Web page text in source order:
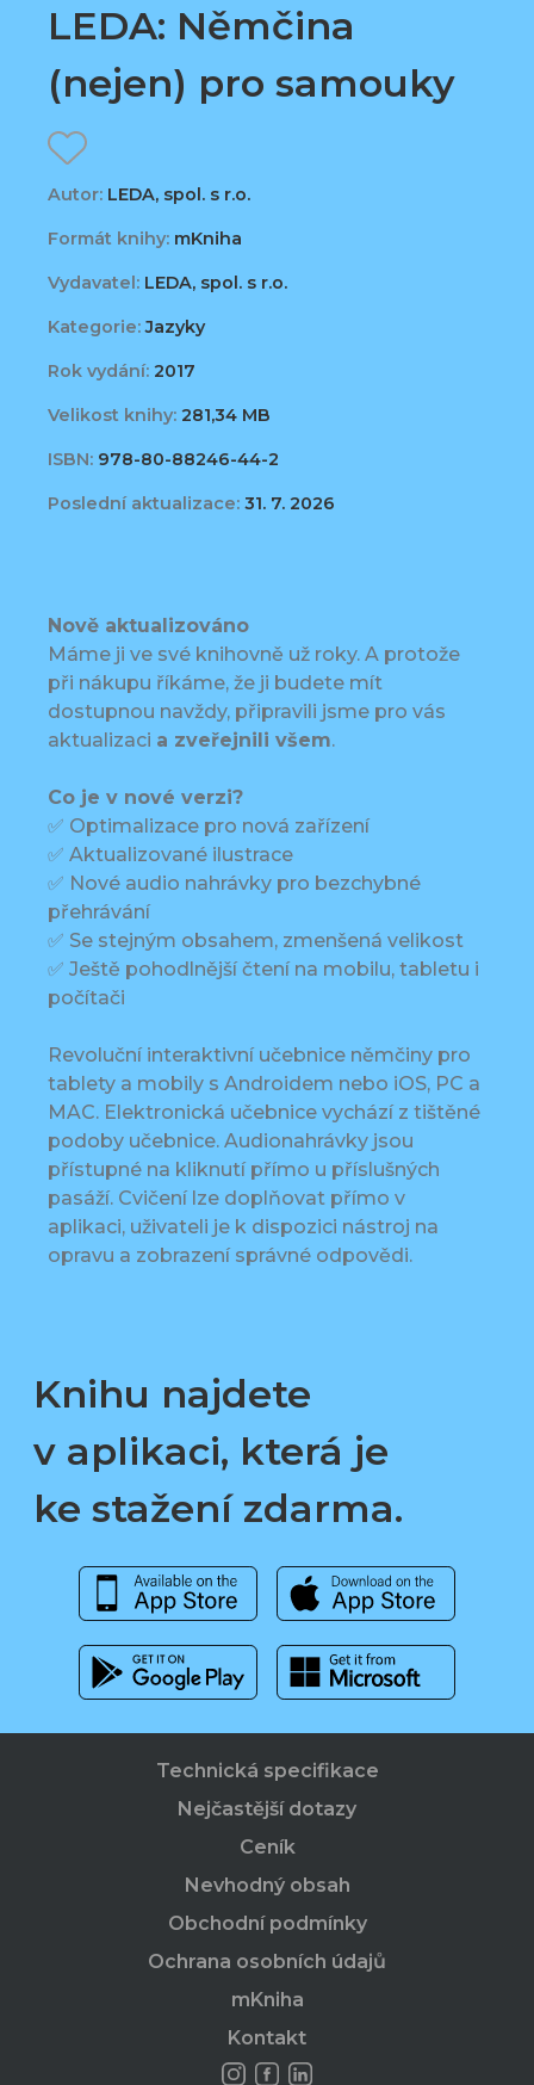
LEDA: Němčina
(nejen) pro samouky
Autor: LEDA, spol. s r.o.
Formát knihy: mKniha
Vydavatel: LEDA, spol. s r.o.
Kategorie:Jazyky
Rok vydání: 2017
Velikost knihy: 281,34 MB
ISBN: 978-80-88246-44-2
Poslední aktualizace: 31. 7. 2026
Nově aktualizováno
Máme ji ve své knihovně už roky. A protože
při nákupu říkáme, že ji budete mít
dostupnou navždy, připravili jsme pro vás
aktualizaci a zveřejnili všem.
Co je v nové verzi?
✅ Optimalizace pro nová zařízení
✅ Aktualizované ilustrace
✅ Nové audio nahrávky pro bezchybné
přehrávání
✅ Se stejným obsahem, zmenšená velikost
✅ Ještě pohodlnější čtení na mobilu, tabletu i
počítači
Revoluční interaktivní učebnice němčiny pro
tablety a mobily s Androidem nebo iOS, PC a
MAC. Elektronická učebnice vychází z tištěné
podoby učebnice. Audionahrávky jsou
přístupné na kliknutí přímo u příslušných
pasáží. Cvičení lze doplňovat přímo v
aplikaci, uživateli je k dispozici nástroj na
opravu a zobrazení správné odpovědi.
Knihu najdete
v aplikaci, která je
ke stažení zdarma.
Technická specifikace
Nejčastější dotazy
Ceník
Nevhodný obsah
Obchodní podmínky
Ochrana osobních údajů
mKniha
Kontakt